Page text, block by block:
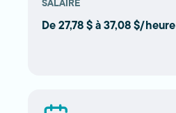
SALAIRE
De 27,78 $ à 37,08 $/heure